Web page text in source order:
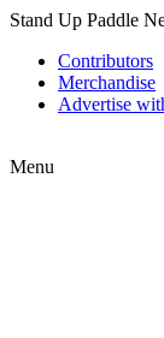
Stand Up Paddle
Contributors
Merchandise
Advertise
Menu